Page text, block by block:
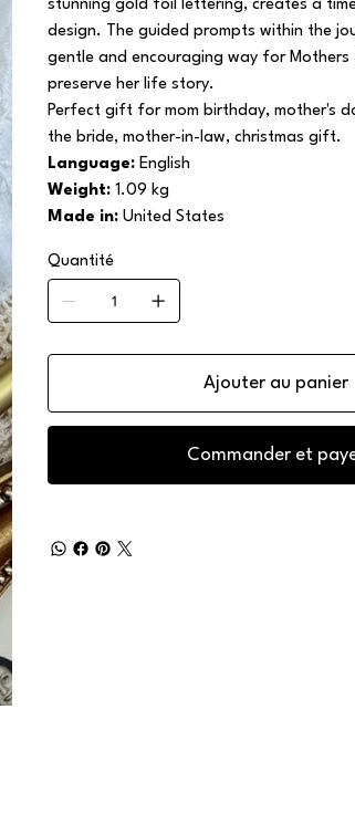
stunning gold foil lettering, creates a
design. The guided prompts within the
gentle and encouraging way for Mothers
preserve her life story.
Perfect gift for mom birthday, mother's
the bride, mother-in-law, christmas gift.
Language: English
Weight: 1.09 kg
Made in: United States
Quantité
Ajouter au panier
Commander et